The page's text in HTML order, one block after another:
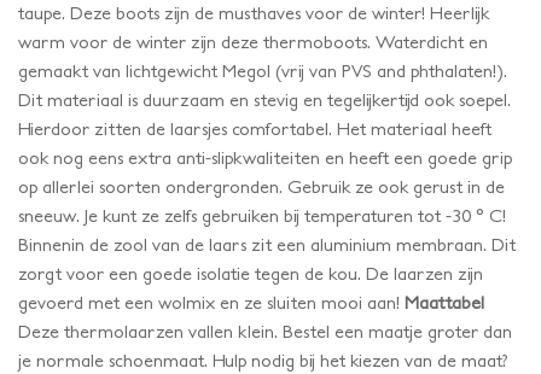
taupe. Deze boots zijn de musthaves voor de winter! Heerlijk
warm voor de winter zijn deze thermoboots. Waterdicht en
gemaakt van lichtgewicht Megol (vrij van PVS and phthalaten!).
Dit materiaal is duurzaam en stevig en tegelijkertijd ook soepel.
Hierdoor zitten de laarsjes comfortabel. Het materiaal heeft
ook nog eens extra anti-slipkwaliteiten en heeft een goede grip
op allerlei soorten ondergronden. Gebruik ze ook gerust in de
sneeuw. Je kunt ze zelfs gebruiken bij temperaturen tot -30 ° C!
Binnenin de zool van de laars zit een aluminium membraan. Dit
zorgt voor een goede isolatie tegen de kou. De laarzen zijn
gevoerd met een wolmix en ze sluiten mooi aan! Maattabel
Deze thermolaarzen vallen klein. Bestel een maatje groter dan
je normale schoenmaat. Hulp nodig bij het kiezen van de maat?